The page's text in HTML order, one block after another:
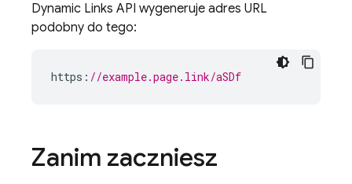
Dynamic Links API wygeneruje adres URL
podobny do tego:
https : //example.page.link/aSDf
Zanim zaczniesz